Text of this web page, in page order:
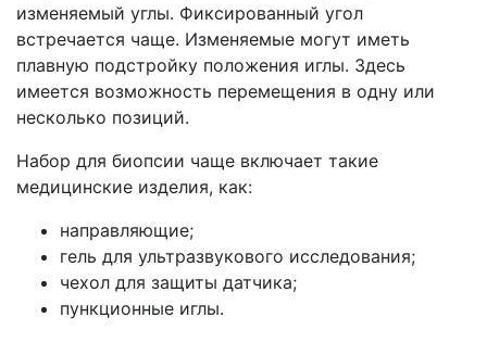
изменяемый углы. Фиксированный угол
встречается чаще. Изменяемые могут иметь
плавную подстройку положения иглы. Здесь
имеется возможность перемещения в одну или
несколько позиций.
Набор для биопсии чаще включает такие
медицинские изделия, как:
направляющие;
гель для ультразвукового исследования;
чехол для защиты датчика;
пункционные иглы.